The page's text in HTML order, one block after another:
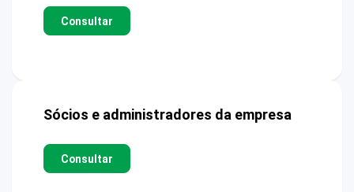
Consultar
Sócios e administradores da empresa
Consultar